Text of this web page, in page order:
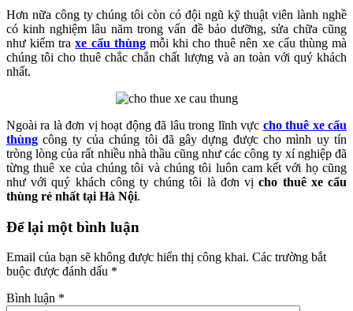
Hơn nữa công ty chúng tôi còn có đội ngũ kỹ thuật viên lành nghề
có kinh nghiệm lâu năm trong vấn đề bảo dưỡng, sửa chữa cũng
như kiểm traxe cẩu thùngmỗi khi cho thuê nên xe cẩu thùng mà
chúng tôi cho thuê chắc chắn chất lượng và an toàn với quý khách
nhất.
Ngoài ra là đơn vị hoạt động đã lâu trong lĩnh vực cho thuê xe cẩu
thùng công ty của chúng tôi đã gây dựng được cho mình uy tín
tròng lòng của rất nhiều nhà thầu cũng như các công ty xí nghiệp đã
từng thuê xe của chúng tôi và chúng tôi luôn cam kết với họ cũng
như với quý khách công ty chúng tôi là đơn vịcho thuê xe cẩu
thùng rẻ nhất tại Hà Nội.
Reader
Interactions
Để lại một bình luận
Email của bạn sẽ không được hiển thị công khai. Các trường bắt
buộc được đánh dấu *
Bình luận *